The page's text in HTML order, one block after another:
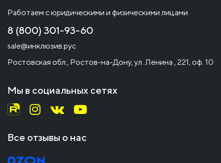
Работаем с юридическими и физическими лицами
8 (800) 301-93-60
sale@инклюзив.рус
Ростовская обл., Ростов-на-Дону, ул. Ленина , 221, оф. 10
Мы в социальных сетях
Все отзывы о нас